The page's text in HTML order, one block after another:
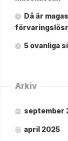
Då är
5 ovanliga
Arkiv
september
april 2025